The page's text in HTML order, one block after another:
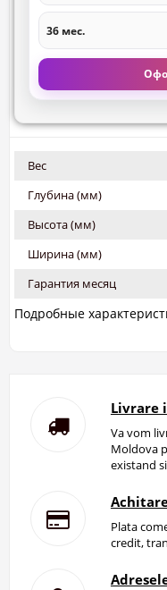
36 мес.
Вес
Глубина (мм)
Высота (мм)
Ширина (мм)
Гарантия месяц
Подробные
Livrare
Va vom
Moldova
existand
Plata
credit,